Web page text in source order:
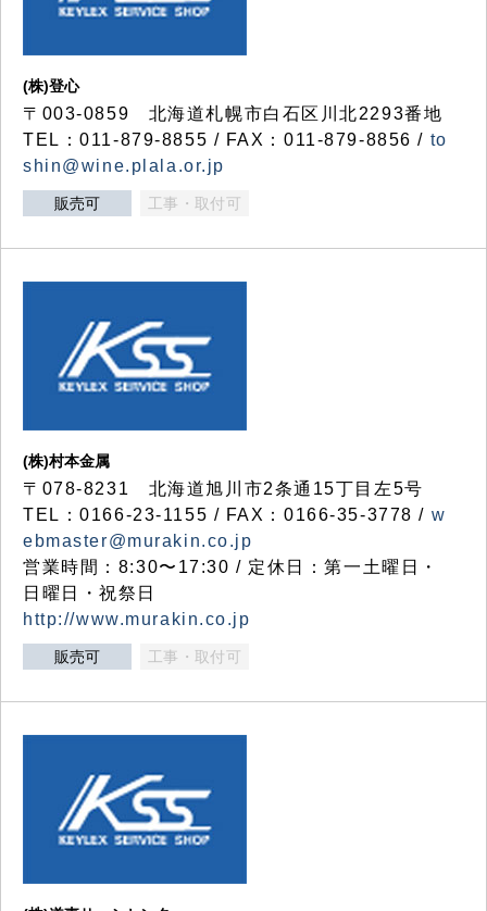
(株)登心
〒003-0859 北海道札幌市白石区川北2293番地
TEL：011-879-8855 / FAX：011-879-8856 / to
shin@wine.plala.or.jp
販売可 工事・取付可
(株)村本金属
〒078-8231 北海道旭川市2条通15丁目左5号
TEL：0166-23-1155 / FAX：0166-35-3778 / w
ebmaster@murakin.co.jp
営業時間：8:30〜17:30 / 定休日：第一土曜日・
日曜日・祝祭日
http://www.murakin.co.jp
販売可 工事・取付可